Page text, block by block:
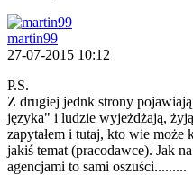
martin99
27-07-2015 10:12
P.S.
Z drugiej jednk strony
języka" i ludzie wyjeżdżają,
zapytałem i tutaj, kto wie może
jakiś temat (pracodawce). Jak
agencjami to sami oszuści.........